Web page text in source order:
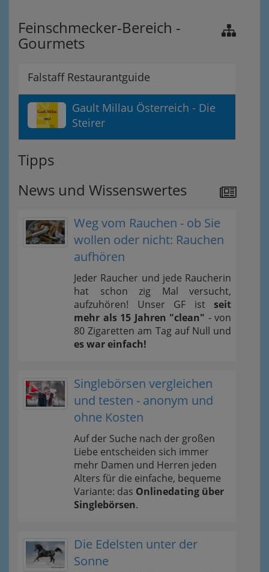
Feinschmecker-Bereich -
Gourmets
Falstaff Restaurantguide
Gault Millau Österreich - Die
Steirer
Tipps
News und Wissenswertes
Weg vom Rauchen - ob Sie
wollen oder nicht: Rauchen
aufhören
Jeder Raucher und jede Raucherin
hat schon zig Mal versucht,
aufzuhören! Unser GF ist seit
mehr als 15 Jahren "clean" - von
80 Zigaretten am Tag auf Null und
es war einfach!
Singlebörsen vergleichen
und testen - anonym und
ohne Kosten
Auf der Suche nach der großen
Liebe entscheiden sich immer
mehr Damen und Herren jeden
Alters für die einfache, bequeme
Variante: das Onlinedating über
Singlebörsen.
Die Edelsten unter der
Sonne